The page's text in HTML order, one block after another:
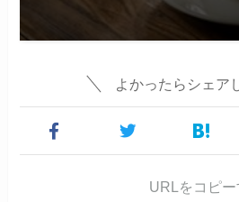
よかったらシェア
URLをコピー